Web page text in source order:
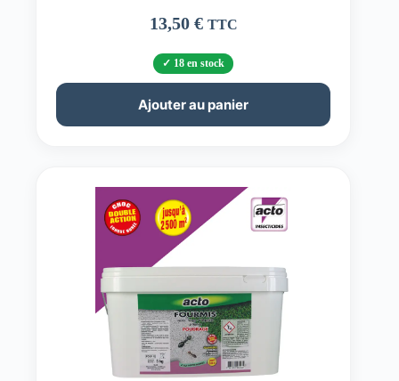
13,50 € TTC
18 en stock
Ajouter au panier